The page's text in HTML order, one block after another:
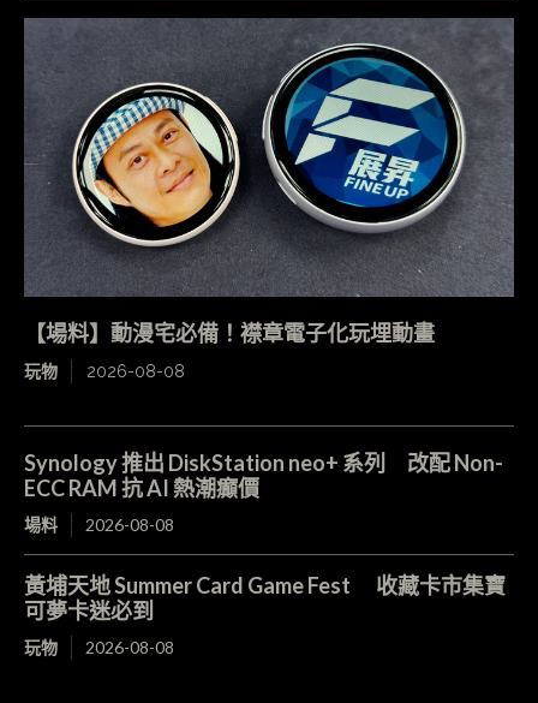
【場料】動漫宅必備！襟章電子化玩埋動畫
玩物 2026-08-08
Synology 推出 DiskStation neo+ 系列 改配 Non-
ECC RAM 抗 AI 熱潮癲價
場料 2026-08-08
黃埔天地 Summer Card Game Fest 收藏卡市集寶
可夢卡迷必到
玩物 2026-08-08